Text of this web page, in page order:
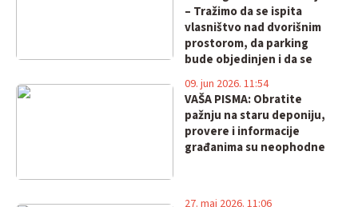
– Tražimo da se ispita
vlasništvo nad dvorišnim
prostorom, da parking
bude objedinjen i da se
postavi rampa
VAŠA PISMA: Obratite
pažnju na staru deponiju,
provere i informacije
građanima su neophodne
09. jun 2026. 11:54
27. maj 2026. 11:06